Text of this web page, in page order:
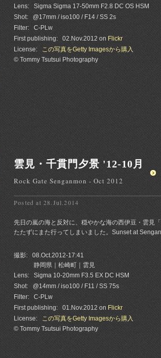
Lens:
Sigma Sigma 17-50mm F2.8 DC OS HSM
Shot:
@17mm / iso100 / F14 / SS 2s
Filter:
C-PLw
First publishing:
02.Nov.2012 on Flickr
License:
この写真をGetty Imagesから購入
© Tommy Tsutsui Photography
雲見・千貫門夕景 '12-10月
Rock Gate Senganmon - Oct 2012
Posted at 28.Jul.2014
先日の嵐の海と反対に、穏やかな海の西伊豆・雲見
たたずにまた行ってしまいました。Sunset at
撮影:
08.Oct.2012-17:41
静岡県｜松崎町｜雲見
Lens:
Sigma 10-20mm F3.5 EX DC HSM
Shot:
@14mm / iso100 / F11 / SS 75s
Filter:
C-PLw
First publishing:
01.Nov.2012 on Flickr
License:
この写真をGetty Imagesから購入
© Tommy Tsutsui Photography